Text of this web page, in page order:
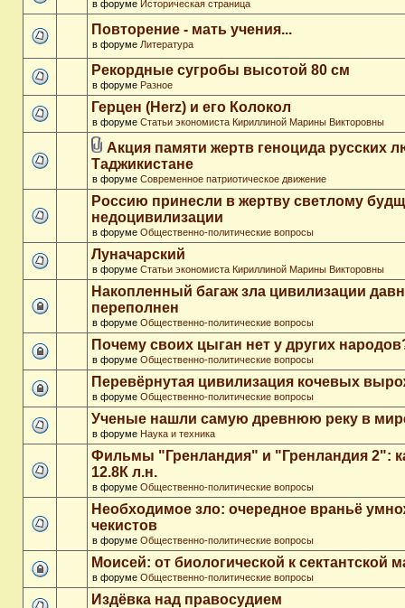
в форуме Историческая страница
Повторение - мать учения...
в форуме Литература
Рекордные сугробы высотой 80 см
в форуме Разное
Герцен (Herz) и его Колокол
в форуме Статьи экономиста Кириллиной Марины Викторовны
Акция памяти жертв геноцида русских
Таджикистане
в форуме Современное патриотическое движение
Россию принесли в жертву светлому
недоцивилизации
в форуме Общественно-политические вопросы
Луначарский
в форуме Статьи экономиста Кириллиной Марины Викторовны
Накопленный багаж зла цивилизации
переполнен
в форуме Общественно-политические вопросы
Почему своих цыган нет у других
в форуме Общественно-политические вопросы
Перевёрнутая цивилизация кочевых
в форуме Общественно-политические вопросы
Ученые нашли самую древнюю реку в
в форуме Наука и техника
Фильмы "Гренландия" и "Гренландия 2":
12.8К л.н.
в форуме Общественно-политические вопросы
Необходимое зло: очередное враньё
чекистов
в форуме Общественно-политические вопросы
Моисей: от биологической к сектантской
в форуме Общественно-политические вопросы
Издёвка над правосудием